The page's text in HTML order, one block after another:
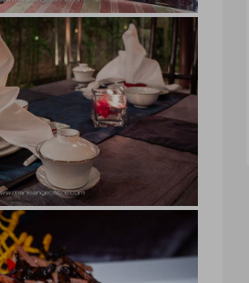
Lijiang, Chine
Lijiang, Chine © Marie-Ange
Lijiang, bar
Lijiang, bar © Marie-Ange